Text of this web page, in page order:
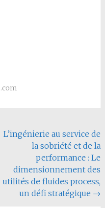
L’ingénierie au service de
la sobriété et de la
performance : Le
dimensionnement des
utilités de fluides process,
un défi stratégique →